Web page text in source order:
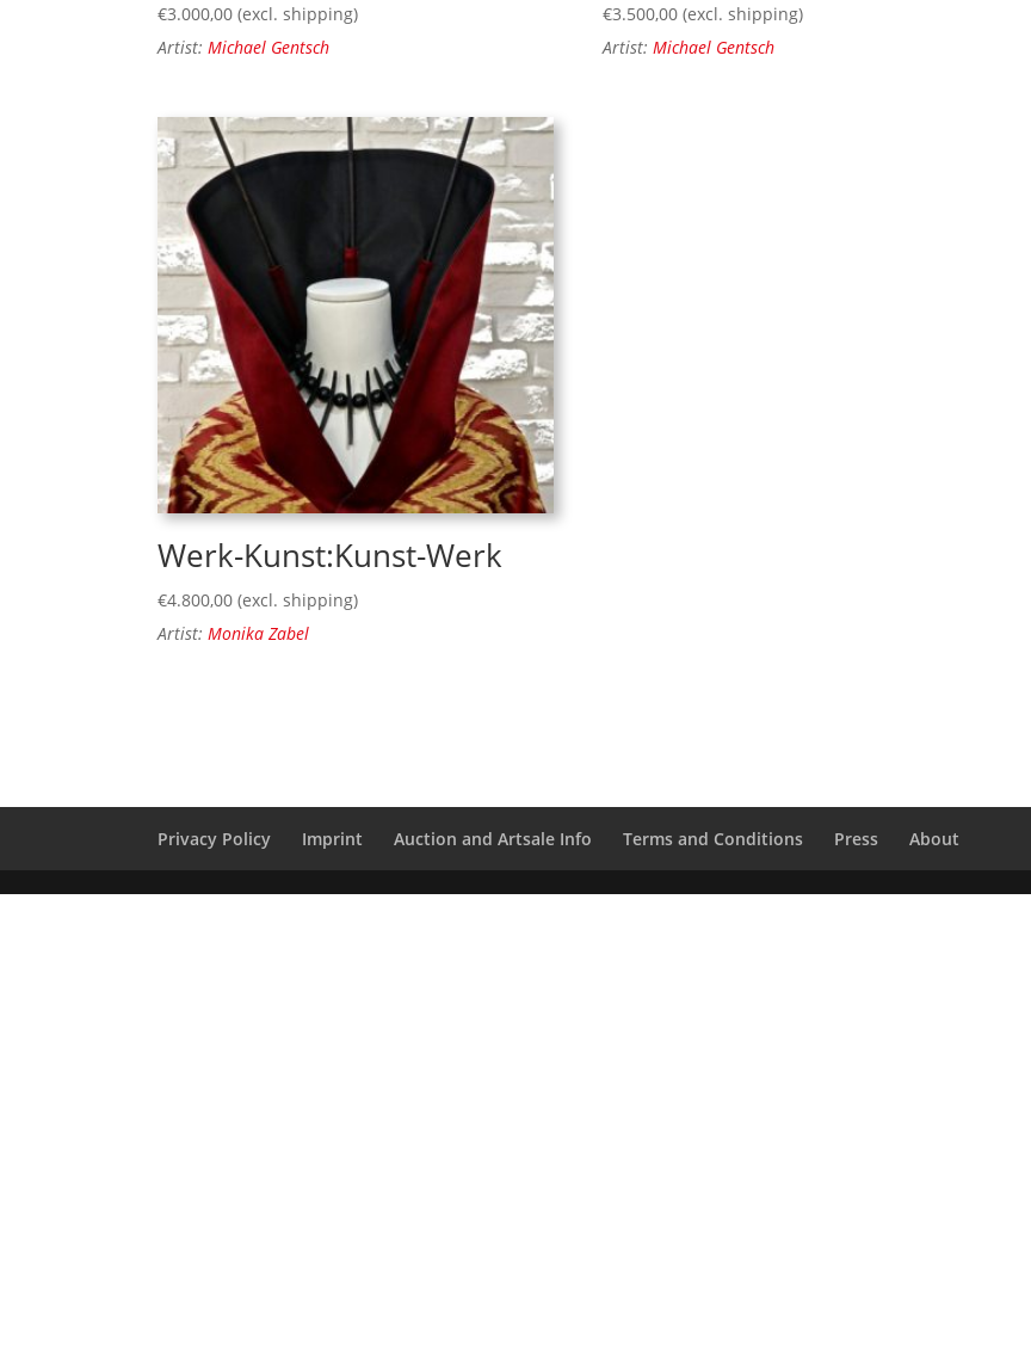
€3.000,00 (excl. shipping)
Artist: Michael Gentsch
€3.500,00 (excl. shipping)
Artist:Michael Gentsch
Werk-Kunst:Kunst-Werk
€4.800,00 (excl. shipping)
Artist: Monika Zabel
Privacy Policy Imprint Auction and Artsale Info Terms and Conditions Press About